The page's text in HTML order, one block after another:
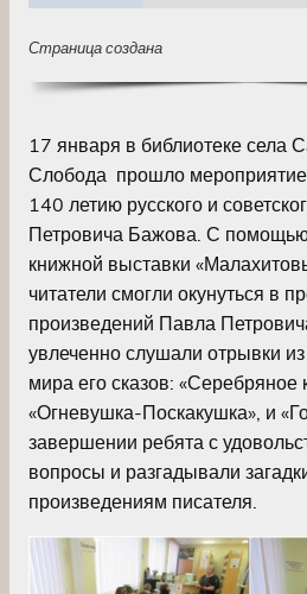
Страница создана
17 января в библиотеке села
Слобода прошло
140 летию русского и
Петровича Бажова. С
книжной выставки
читатели смогли окунуться в
произведений Павла
увлеченно слушали отрывки
мира его сказов: «Серебряное
«Огневушка-Поскакушка», и
завершении ребята с
вопросы и разгадывали
произведениям писателя.